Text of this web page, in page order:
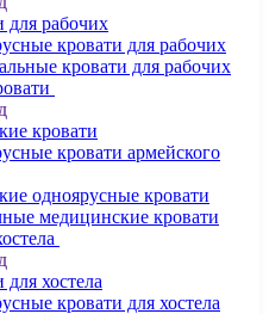
для рабочих
кровати для рабочих
кровати для рабочих
кровати
кровати армейского
одноярусные кровати
медицинские кровати
для хостела
кровати для хостела